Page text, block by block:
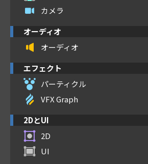
カメラ
オーディオ
オーディオ
エフェクト
パーティクル
VFX Graph
2DとUI
2D
UI